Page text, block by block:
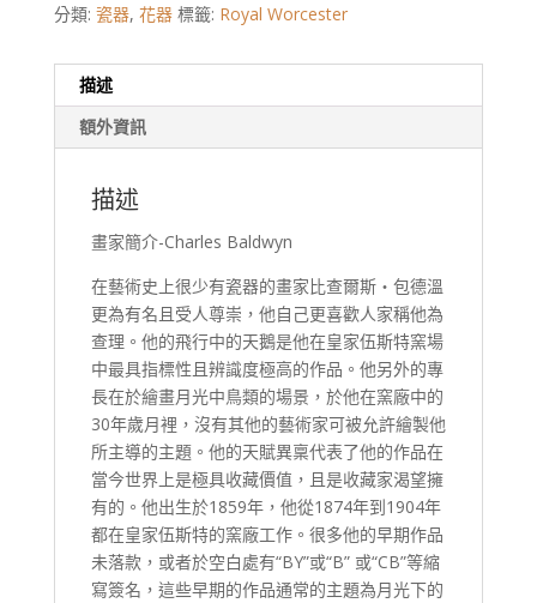
分類: 瓷器, 花器 標籤: Royal Worcester
描述
額外資訊
描述
畫家簡介-Charles Baldwyn
在藝術史上很少有瓷器的畫家比查爾斯‧包德溫
更為有名且受人尊崇，他自己更喜歡人家稱他為
查理。他的飛行中的天鵝是他在皇家伍斯特窯場
中最具指標性且辨識度極高的作品。他另外的專
長在於繪畫月光中鳥類的場景，於他在窯廠中的
30年歲月裡，沒有其他的藝術家可被允許繪製他
所主導的主題。他的天賦異稟代表了他的作品在
當今世界上是極具收藏價值，且是收藏家渴望擁
有的。他出生於1859年，他從1874年到1904年
都在皇家伍斯特的窯廠工作。很多他的早期作品
未落款，或者於空白處有“BY”或“B” 或“CB”等縮
寫簽名，這些早期的作品通常的主題為月光下的